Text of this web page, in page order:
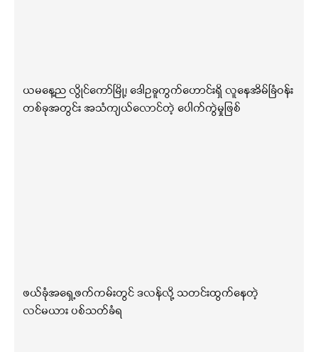
ယမနေ့ည လွိုင်ကော်မြို့၊ ဒေါဥခူကွက်ဟောင်းရှိ လူနေအိမ်ခြံဝန်း
တစ်ခုအတွင်း အသံကျယ်လောင်တဲ့ ပေါက်ကွဲမှုဖြစ်
ဖယ်ခုံအရှေ့ဖက်ကမ်းတွင် ဒလန်လို့ သတင်းထွက်နေတဲ့
လင်မယား ပစ်သတ်ခံရ